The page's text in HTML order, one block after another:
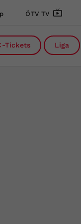
ÖTV TV
Tickets Liga